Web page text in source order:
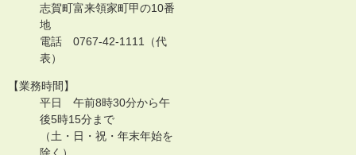
志賀町富来領家町甲の10番
地
電話 0767-42-1111（代
表）
【業務時間】
平日 午前8時30分から午
後5時15分まで
（土・日・祝・年末年始を